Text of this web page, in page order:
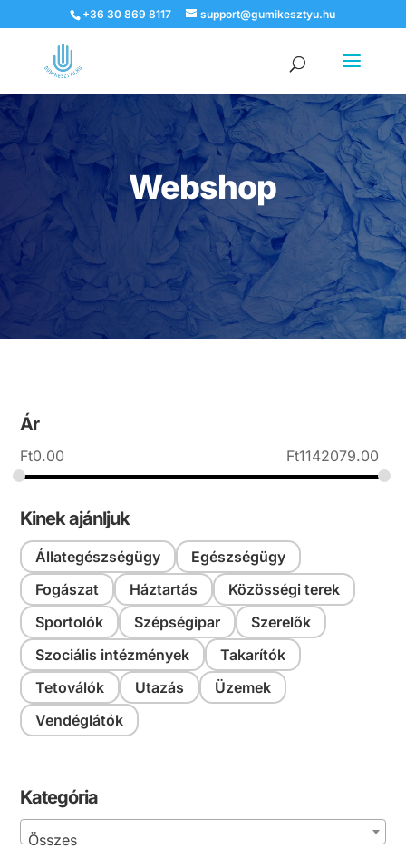
+36 30 869 8117 support@gumikesztyu.hu
Products
search
Webshop
Ár
Ft0.00 Ft1142079.00
Kinek ajánljuk
Állategészségügy
Egészségügy
Fogászat
Háztartás
Közösségi terek
Sportolók
Szépségipar
Szerelők
Szociális intézmények
Takarítók
Tetoválók
Utazás
Üzemek
Vendéglátók
Kategória
Összes